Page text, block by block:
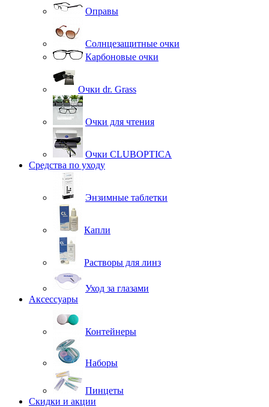
Оправы
Солнцезащитные очки
Карбоновые очки
Очки dr. Grass
Очки для чтения
Очки CLUBOPTICA
Средства по уходу
Энзимные таблетки
Капли
Растворы для линз
Уход за глазами
Аксессуары
Контейнеры
Наборы
Пинцеты
Скидки и акции